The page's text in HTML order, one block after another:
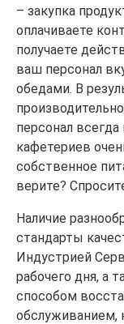
– закупка
оплачиваете
получаете
ваш персонал
обедами. В
персонал
кафетериев
собственное
верите?
Наличие
стандарты
Индустрией
рабочего дня, а
способом
обслуживанием,